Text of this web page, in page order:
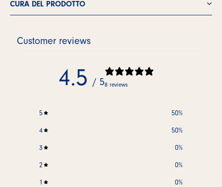
CURA DEL PRODOTTO
Customer reviews
4.5 / 58 reviews
5 50%
4 50%
3 0%
2 0%
1 0%